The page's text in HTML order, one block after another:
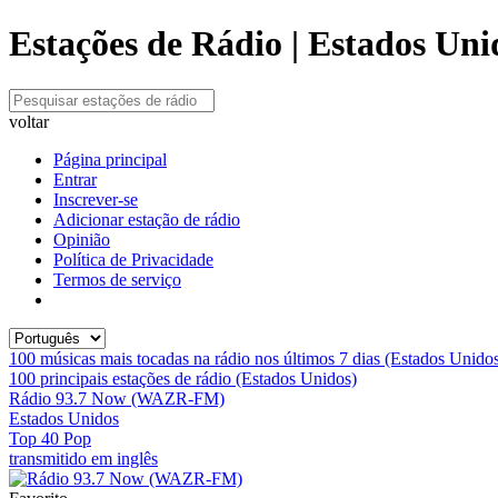
Estações de Rádio | Estados
voltar
Página principal
Entrar
Inscrever-se
Adicionar estação de rádio
Opinião
Política de Privacidade
Termos de serviço
100 músicas mais tocadas na rádio nos últimos 7 dias (Estados
100 principais estações de rádio (Estados Unidos)
Rádio 93.7 Now (WAZR-FM)
Estados Unidos
Top 40 Pop
transmitido em inglês